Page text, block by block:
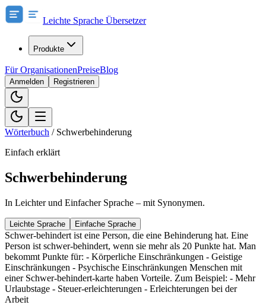
Leichte Sprache Übersetzer
Produkte
Für OrganisationenPreiseBlog
Anmelden Registrieren
Wörterbuch / Schwerbehinderung
Einfach erklärt
Schwerbehinderung
In Leichter und Einfacher Sprache – mit Synonymen.
Leichte Sprache Einfache Sprache
Schwer-behindert ist eine Person, die eine Behinderung hat. Eine
Person ist schwer-behindert, wenn sie mehr als 20 Punkte hat. Man
bekommt Punkte für: - Körperliche Einschränkungen - Geistige
Einschränkungen - Psychische Einschränkungen Menschen mit
einer Schwer-behindert-karte haben Vorteile. Zum Beispiel: - Mehr
Urlaubstage - Steuer-erleichterungen - Erleichterungen bei der
Arbeit